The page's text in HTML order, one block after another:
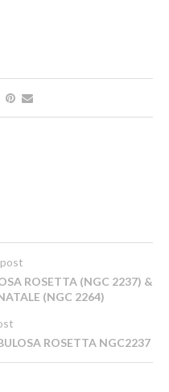
ROSETTA (NGC 2237) &
(NGC 2264)
ROSETTA NGC2237